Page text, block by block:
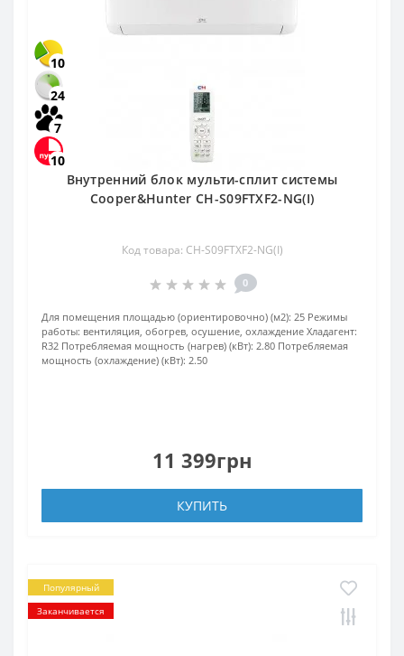
10
24
7
10
Внутренний блок мульти-сплит системы
Cooper&Hunter CH-S09FTXF2-NG(I)
Код товара: CH-S09FTXF2-NG(I)
0
Для помещения площадью (ориентировочно) (м2): 25 Режимы
работы: вентиляция, обогрев, осушение, охлаждение Хладагент:
R32 Потребляемая мощность (нагрев) (кВт): 2.80 Потребляемая
мощность (охлаждение) (кВт): 2.50
11 399грн
КУПИТЬ
Популярный
Заканчивается